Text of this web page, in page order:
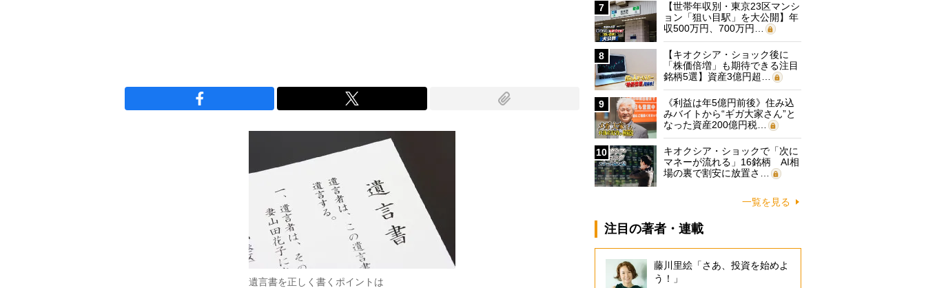
遺言書を正しく書くポイントは
7
【世帯年収別・東京23区マンシ
ョン「狙い目駅」を大公開】年
収500万円、700万円…
8
【キオクシア・ショック後に
「株価倍増」も期待できる注目
銘柄5選】資産3億円超…
9
《利益は年5億円前後》住み込
みバイトから“ギガ大家さん”と
なった資産200億円税…
10
キオクシア・ショックで「次に
マネーが流れる」16銘柄 AI相
場の裏で割安に放置さ…
一覧を見る
注目の著者・連載
藤川里絵「さあ、投資を始めよ
う！」